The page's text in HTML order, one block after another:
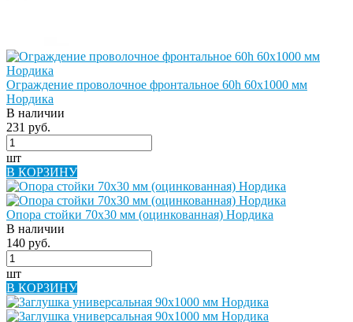
Ограждение проволочное фронтальное 60h 60х1000 мм
Нордика
В наличии
231 руб.
шт
В КОРЗИНУ
Опора стойки 70х30 мм (оцинкованная) Нордика
В наличии
140 руб.
шт
В КОРЗИНУ